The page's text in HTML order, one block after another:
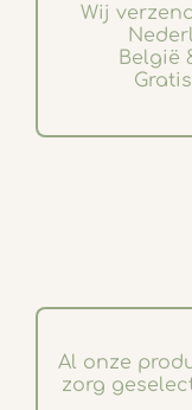
Wij
België
Al onze
zorg